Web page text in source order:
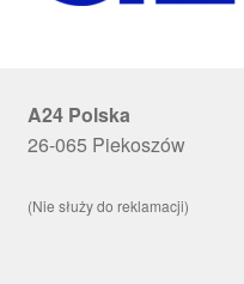
A24 Polska
26-065 Piekoszów
(Nie służy do reklamacji)